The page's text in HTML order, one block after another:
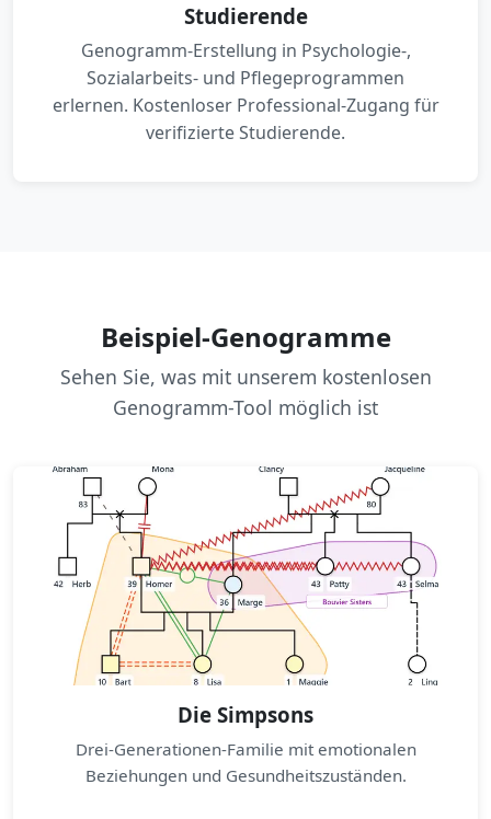
Studierende
Genogramm-Erstellung in Psychologie-,
Sozialarbeits- und Pflegeprogrammen
erlernen. Kostenloser Professional-Zugang für
verifizierte Studierende.
Beispiel-Genogramme
Sehen Sie, was mit unserem kostenlosen
Genogramm-Tool möglich ist
Die Simpsons
Drei-Generationen-Familie mit emotionalen
Beziehungen und Gesundheitszuständen.